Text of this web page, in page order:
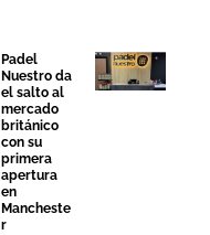
Padel
Nuestro da
el salto al
mercado
británico
con su
primera
apertura
en
Mancheste
r